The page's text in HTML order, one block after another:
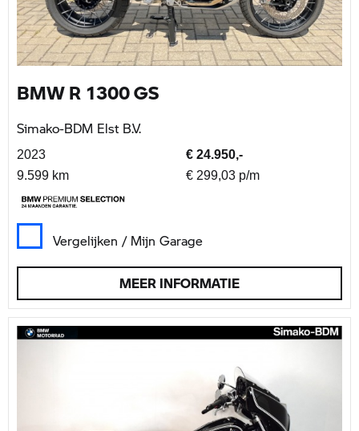
BMW R 1300 GS
Simako-BDM Elst B.V.
2023
€ 24.950,-
9.599 km
€ 299,03 p/m
Vergelijken / Mijn Garage
MEER INFORMATIE